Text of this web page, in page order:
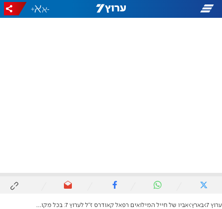
-
+
ערוץ 7 בארץ אביו של חייל המילואים רפאל קאודרס ז"ל לערוץ 7: בכל מקום שהיו זקוקים לו - הוא היה נוכח